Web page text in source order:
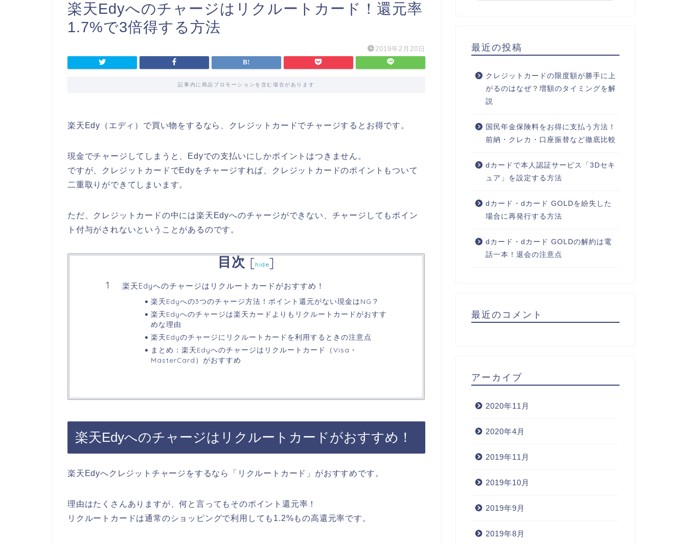
楽天Edyへのチャージはリクルートカード！還元率
1.7%で3倍得する方法
2019年2月20日
記事内に商品プロモーションを含む場合があります
楽天Edy（エディ）で買い物をするなら、クレジットカードでチャージするとお得です。
現金でチャージしてしまうと、Edyでの支払いにしかポイントはつきません。
ですが、クレジットカードでEdyをチャージすれば、クレジットカードのポイントもついて
二重取りができてしまいます。
ただ、クレジットカードの中には楽天Edyへのチャージができない、チャージしてもポイン
ト付与がされないということがあるのです。
目次 [hide]
楽天Edyへのチャージはリクルートカードがおすすめ！
楽天Edyへの3つのチャージ方法！ポイント還元がない現金はNG？
楽天Edyへのチャージは楽天カードよりもリクルートカードがおすす
めな理由
楽天Edyのチャージにリクルートカードを利用するときの注意点
まとめ：楽天Edyへのチャージはリクルートカード（Visa・
MasterCard）がおすすめ
楽天Edyへのチャージはリクルートカードがおすすめ！
楽天Edyへクレジットチャージをするなら「リクルートカード」がおすすめです。
理由はたくさんありますが、何と言ってもそのポイント還元率！
リクルートカードは通常のショッピングで利用しても1.2%もの高還元率です。
最近の投稿
クレジットカードの限度額が勝手に上
がるのはなぜ？増額のタイミングを解
説
国民年金保険料をお得に支払う方法！
前納・クレカ・口座振替など徹底比較
dカードで本人認証サービス「3Dセキ
ュア」を設定する方法
dカード・dカード GOLDを紛失した
場合に再発行する方法
dカード・dカード GOLDの解約は電
話一本！退会の注意点
最近のコメント
アーカイブ
2020年11月
2020年4月
2019年11月
2019年10月
2019年9月
2019年8月